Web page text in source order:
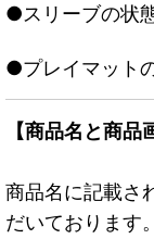
●スリーブの状
●プレイマット
【商品名と商品
商品名に記載さ
だいております。